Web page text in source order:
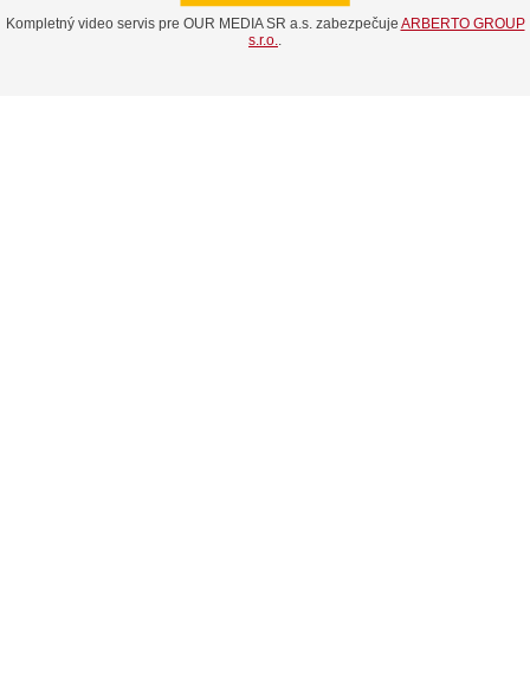
Kompletný video servis pre OUR MEDIA SR a.s. zabezpečuje ARBERTO GROUP
s.r.o.